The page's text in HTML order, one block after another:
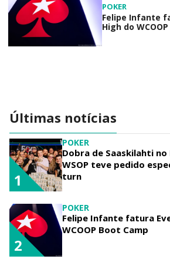
POKER
Felipe Infante
High do
Últimas notícias
POKER
Dobra de Saaskilahti no
WSOP teve pedido
turn
1
POKER
Felipe Infante fatura
WCOOP Boot Camp
2